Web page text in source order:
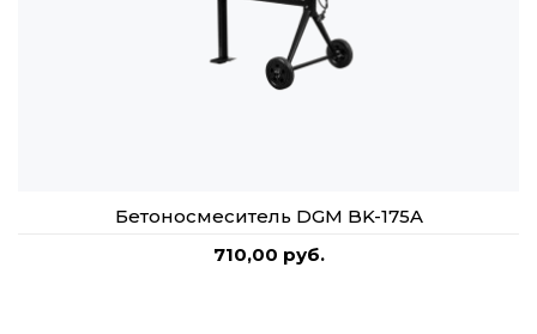
Бетоносмеситель DGM BK-175A
710,00 руб.